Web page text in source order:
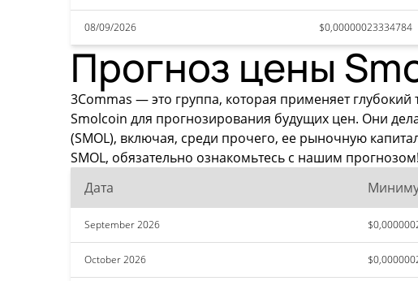
08/09/2026 $0,00000023334784
Прогноз цены
3Commas — это группа, которая применяет
Smolcoin для прогнозирования будущих цен. Они
(SMOL), включая, среди прочего, ее рыночную
SMOL, обязательно ознакомьтесь с нашим прогнозом!
Дата
September 2026
October 2026